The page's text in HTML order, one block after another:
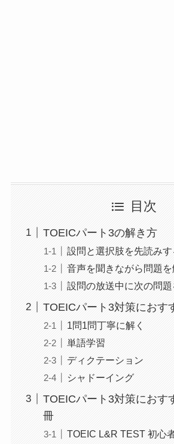
目次
TOEICパート3の解き方
設問と選択肢を先読みす
音声を聞きながら問題を
設問の放送中に次の問
TOEICパート3対策におす
1問1問丁寧に解く
単語学習
ディクテーション
シャドーイング
TOEICパート3対策におす
冊
TOEIC L&R TEST 初心